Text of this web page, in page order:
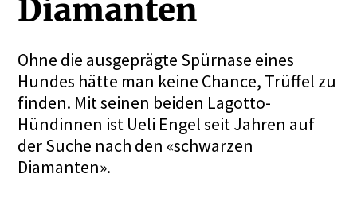
Diamanten
Ohne die ausgeprägte Spürnase eines
Hundes hätte man keine Chance, Trüffel zu
finden. Mit seinen beiden Lagotto-
Hündinnen ist Ueli Engel seit Jahren auf
der Suche nach den «schwarzen
Diamanten».